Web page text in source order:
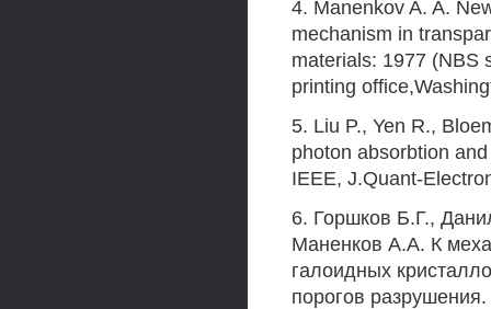
4. Manenkov A. A.
mechanism in
materials: 1977 (NBS
printing
5. Liu P., Yen R.,
photon absorbtion
IEEE, J.Quant-
6. Горшков Б.Г.,
Маненков А.А. К
галоидных
порогов